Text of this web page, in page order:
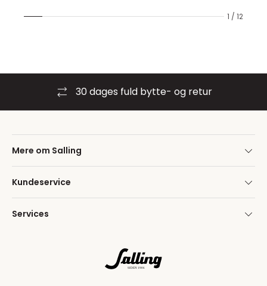
1 / 12
30 dages fuld bytte- og retur
Mere om Salling
Kundeservice
Services